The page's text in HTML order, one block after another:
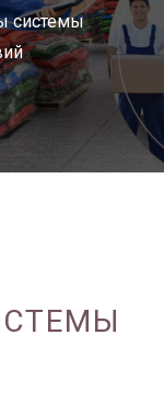
системы